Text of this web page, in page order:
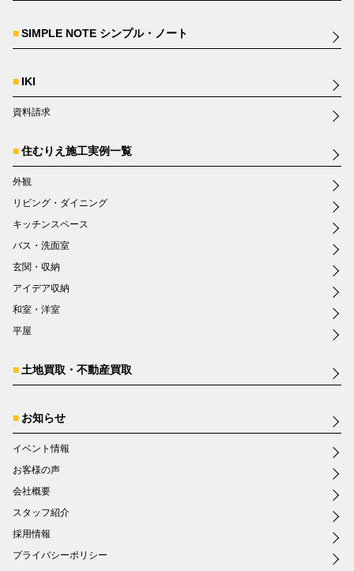
SIMPLE NOTE シンプル・ノート
IKI
資料請求
住むりえ施工実例一覧
外観
リビング・ダイニング
キッチンスペース
バス・洗面室
玄関・収納
アイデア収納
和室・洋室
平屋
土地買取・不動産買取
お知らせ
イベント情報
お客様の声
会社概要
スタッフ紹介
採用情報
プライバシーポリシー